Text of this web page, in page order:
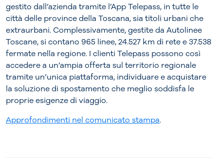
gestito dall’azienda tramite l’App Telepass, in tutte le
città delle province della Toscana, sia titoli urbani che
extraurbani. Complessivamente, gestite da Autolinee
Toscane, si contano 965 linee, 24.527 km di rete e 37.538
fermate nella regione. I clienti Telepass possono così
accedere a un’ampia offerta sul territorio regionale
tramite un’unica piattaforma, individuare e acquistare
la soluzione di spostamento che meglio soddisfa le
proprie esigenze di viaggio.
Approfondimenti nel comunicato stampa.